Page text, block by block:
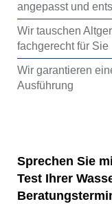
angepasst und
Wir tauschen
fachgerecht für Sie
Wir garantieren
Ausführung
Sprechen Sie
Test Ihrer